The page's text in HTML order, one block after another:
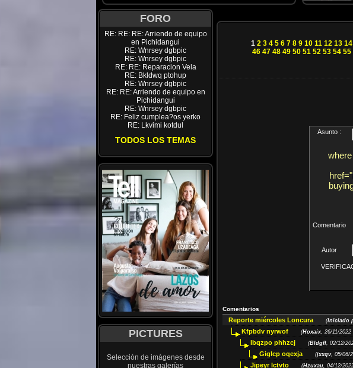
FORO
RE: RE: RE: Arriendo de equipo
en Pichidangui
RE: Wnrsey dgbpic
RE: Wnrsey dgbpic
RE: RE: Reparacion Vela
RE: Bkldwq ptohup
RE: Wnrsey dgbpic
RE: RE: Arriendo de equipo en
Pichidangui
RE: Wnrsey dgbpic
RE: Feliz cumplea?os yerko
RE: Lkvimi kotdul
TODOS LOS TEMAS
PICTURES
Selección de imágenes desde
nuestras galerías
1 2 3 4 5 6 7 8 9 10 11 12 13 14
46 47 48 49 50 51 52 53 54 55
Asunto :
Comentario
Autor
Comentarios
Reporte miércoles Loncura (Iniciado
Kfpbdv nyrwof (Hoxaix, 26/11/2022
Ibqzpo phhzcj (Bldgfl, 02/12/
Giglcp oqexja (jxxqv, 05/06/
Jipeyr lctvto (Hzuxau, 04/12/